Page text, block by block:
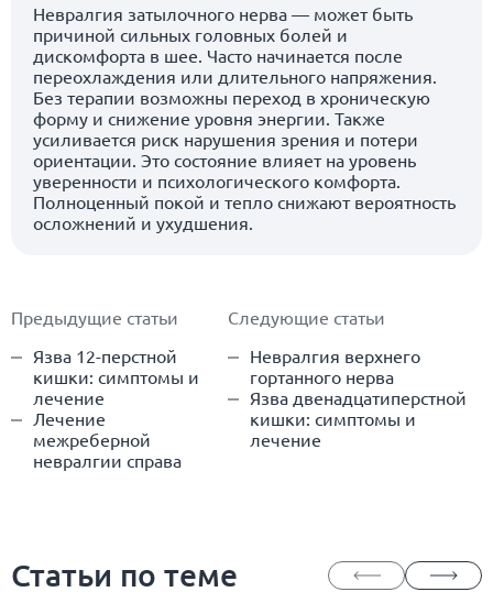
Невралгия затылочного нерва — может быть
причиной сильных головных болей и
дискомфорта в шее. Часто начинается после
переохлаждения или длительного напряжения.
Без терапии возможны переход в хроническую
форму и снижение уровня энергии. Также
усиливается риск нарушения зрения и потери
ориентации. Это состояние влияет на уровень
уверенности и психологического комфорта.
Полноценный покой и тепло снижают вероятность
осложнений и ухудшения.
Предыдущие статьи
Язва 12-перстной
кишки: симптомы и
лечение
Лечение
межреберной
невралгии справа
Следующие статьи
Невралгия верхнего
гортанного нерва
Язва двенадцатиперстной
кишки: симптомы и
лечение
Статьи по теме